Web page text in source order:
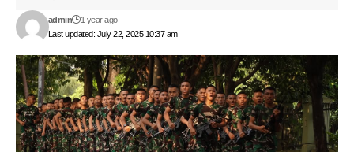
Last updated: July 22, 2025 10:37 am
admin 1 year ago